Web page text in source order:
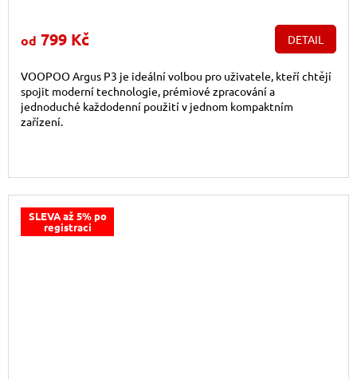
od 799 Kč DETAIL
VOOPOO Argus P3 je ideální volbou pro uživatele, kteří chtějí
spojit moderní technologie, prémiové zpracování a
jednoduché každodenní použití v jednom kompaktním
zařízení.
SLEVA až 5% po
registraci